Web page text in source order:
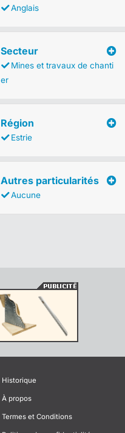
Anglais
Secteur
Mines et travaux de chanti
er
Région
Estrie
Autres particularités
Aucune
Historique
À propos
Termes et Conditions